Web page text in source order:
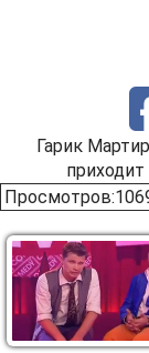
Гарик
Просмотров